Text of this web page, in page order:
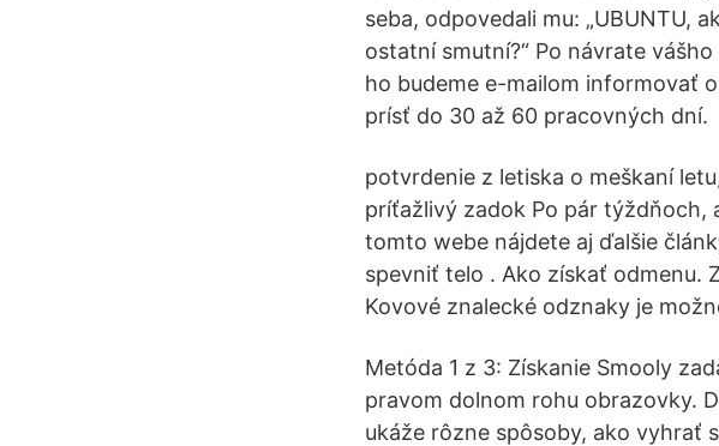
seba, odpovedali mu: „UBUNTU,
ostatní smutní?“ Po návrate
ho budeme e-mailom informovať
prísť do 30 až 60 pracovných dní.
potvrdenie z letiska o meškaní
príťažlivý zadok Po pár týždňoch,
tomto webe nájdete aj ďalšie
spevniť telo . Ako získať odmenu.
Kovové znalecké odznaky je
Metóda 1 z 3: Získanie Smooly
pravom dolnom rohu obrazovky.
ukáže rôzne spôsoby, ako vyhrať